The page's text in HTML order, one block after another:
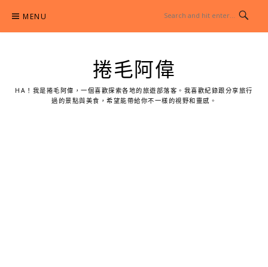
content
MENU
捲毛阿偉
HA！我是捲毛阿偉，一個喜歡探索各地的旅遊部落客。我喜歡紀錄跟分享旅行
過的景點與美食，希望能帶給你不一樣的視野和靈感。